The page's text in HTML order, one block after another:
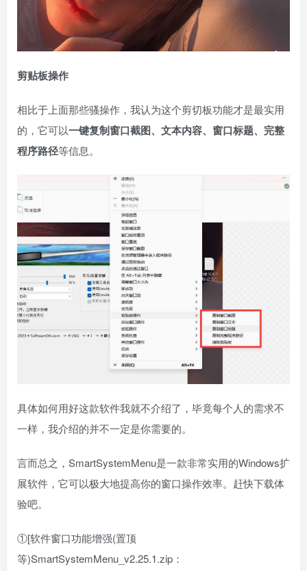
剪贴板操作
相比于上面那些骚操作，我认为这个剪切板功能才是最实用
的，它可以一键复制窗口截图、文本内容、窗口标题、完整
程序路径等信息。
具体如何用好这款软件我就不介绍了，毕竟每个人的需求不
一样，我介绍的并不一定是你需要的。
言而总之，SmartSystemMenu是一款非常实用的Windows扩
展软件，它可以极大地提高你的窗口操作效率。赶快下载体
验吧。
①[软件窗口功能增强(置顶
等)SmartSystemMenu_v2.25.1.zip：